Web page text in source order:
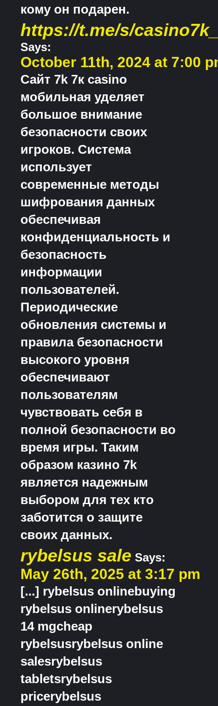
кому он подарен.
https://t.me/s/
Says:
October 11th, 2024 at 7:00
Сайт 7k 7к casino
мобильная уделяет
большое внимание
безопасности своих
игроков. Система
использует
современные методы
шифрования данных
обеспечивая
конфиденциальность и
безопасность
информации
пользователей.
Периодические
обновления системы и
правила безопасности
высокого уровня
обеспечивают
пользователям
чувствовать себя в
полной безопасности во
время игры. Таким
образом казино 7k
является надежным
выбором для тех кто
заботится о защите
своих данных.
rybelsus sale Says:
May 26th, 2025 at 3:17 pm
[...] rybelsus onlinebuying
rybelsus onlinerybelsus
14 mgcheap
rybelsusrybelsus online
salesrybelsus
tabletsrybelsus
pricerybelsus